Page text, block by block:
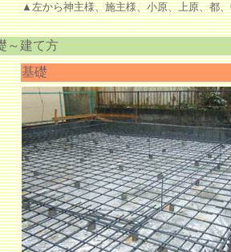
▲左から神主様、施主様、小原、上原、都
～建て方
基礎